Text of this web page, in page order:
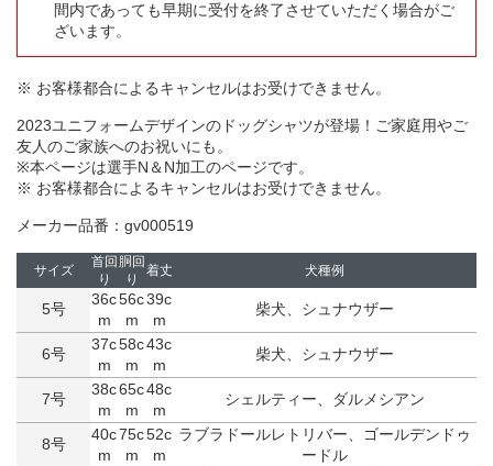
間内であっても早期に受付を終了させていただく場合がご
ざいます。
※ お客様都合によるキャンセルはお受けできません。
2023ユニフォームデザインのドッグシャツが登場！ご家庭用やご
友人のご家族へのお祝いにも。
※本ページは選手N＆N加工のページです。
※ お客様都合によるキャンセルはお受けできません。
メーカー品番：gv000519
サイズ
首回
り
胴回
り
着丈 犬種例
5号
36c
m
56c
m
39c
m
柴犬、シュナウザー
6号
37c
m
58c
m
43c
m
柴犬、シュナウザー
7号
38c
m
65c
m
48c
m
シェルティー、ダルメシアン
8号
40c
m
75c
m
52c
m
ラブラドールレトリバー、ゴールデンドゥ
ードル